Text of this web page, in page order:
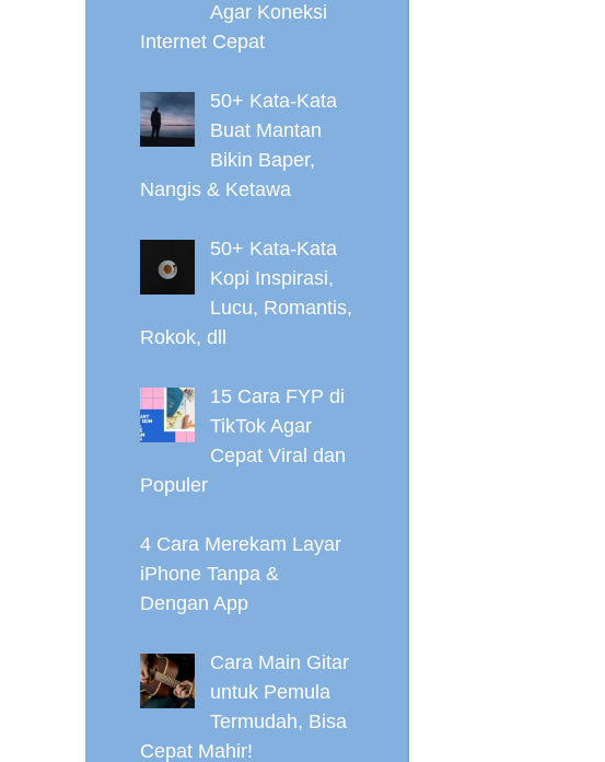
Agar Koneksi
Internet Cepat
50+ Kata-Kata
Buat Mantan
Bikin Baper,
Nangis & Ketawa
50+ Kata-Kata
Kopi Inspirasi,
Lucu, Romantis,
Rokok, dll
15 Cara FYP di
TikTok Agar
Cepat Viral dan
Populer
4 Cara Merekam Layar
iPhone Tanpa &
Dengan App
Cara Main Gitar
untuk Pemula
Termudah, Bisa
Cepat Mahir!